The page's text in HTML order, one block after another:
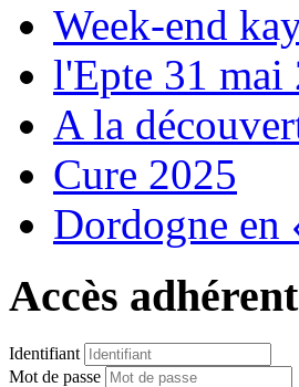
Week-end
l'Epte 31 mai
A la
Cure 2025
Dordogne en
Accès adhérent
Identifiant
Mot de passe